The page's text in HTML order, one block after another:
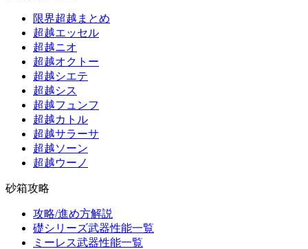
限界超越まとめ
超越エッセル
超越ニオ
超越オクトー
超越シエテ
超越シス
超越フュンフ
超越カトル
超越サラーサ
超越ソーン
超越ウーノ
砂箱攻略
攻略/進め方解説
礎シリーズ武器性能一覧
ミーレス武器性能一覧